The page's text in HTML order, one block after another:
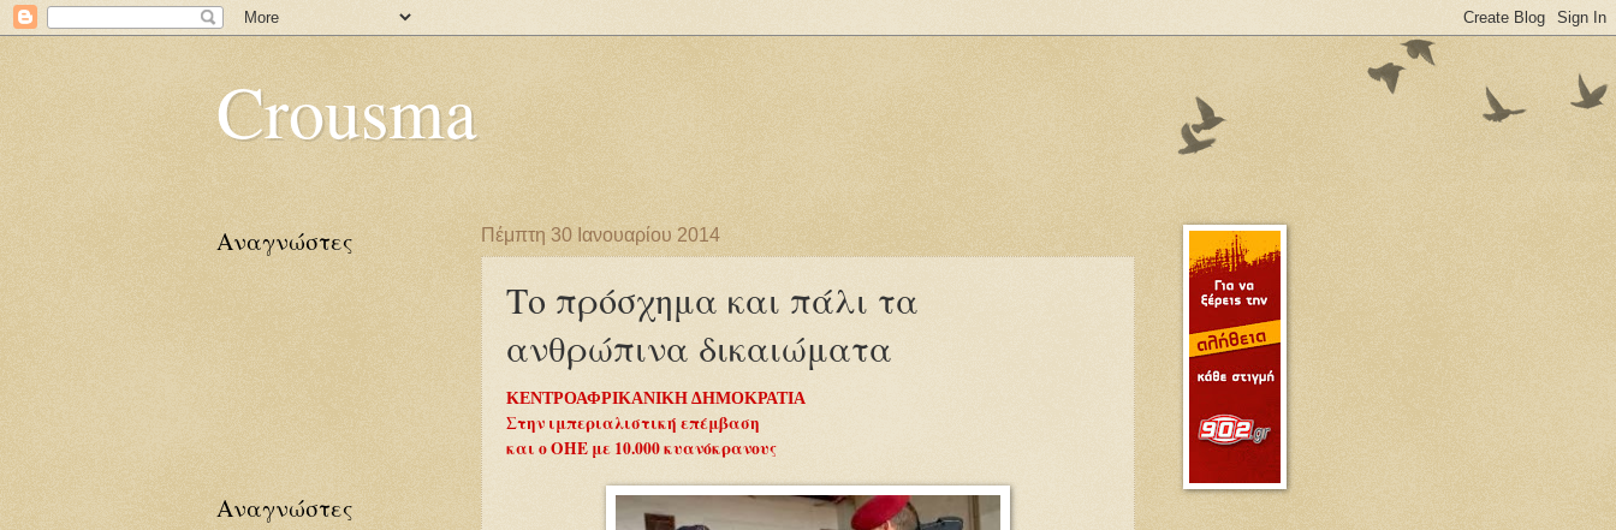
Crousma
Πέμπτη 30 Ιανουαρίου 2014
Το πρόσχημα και πάλι τα
ανθρώπινα δικαιώματα
KENTΡΟΑΦΡΙΚΑΝΙΚΗ ΔΗΜΟΚΡΑΤΙΑ
Στην ιμπεριαλιστική επέμβαση
και ο ΟΗΕ με 10.000 κυανόκρανους
Αναγνώστες
Αναγνώστες